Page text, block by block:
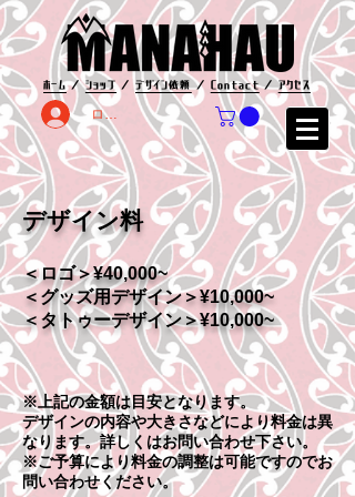
ホーム／ショップ／デザイン依頼／ Contact／アクセス
ログイン
デザイン料
＜ロゴ＞¥40,000~
＜グッズ用デザイン＞¥10,000~
＜タトゥーデザイン＞¥10,000~
※上記の金額は目安となります。
デザインの内容や大きさなどにより料金は異
なります。詳しくはお問い合わせ下さい。
※ご予算により料金の調整は可能ですのでお
問い合わせください。